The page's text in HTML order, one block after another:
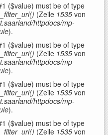
($value) must be of type
_filter_url() (Zeile 1535 von
httpdocs/mp-
).
($value) must be of type
_filter_url() (Zeile 1535 von
httpdocs/mp-
).
($value) must be of type
_filter_url() (Zeile 1535 von
httpdocs/mp-
).
($value) must be of type
_filter_url() (Zeile 1535 von